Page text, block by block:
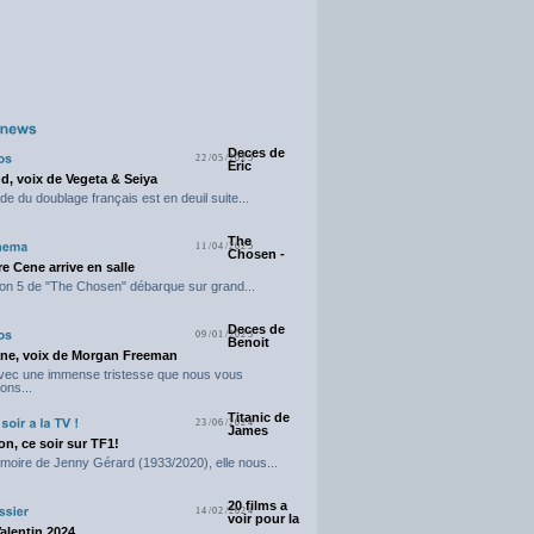
22/05/2025Deces de
Eric
voix de Vegeta & Seiya
du doublage français est en deuil suite...
11/04/2025
The
Chosen -
Cene arrive en salle
5 de "The Chosen" débarque sur grand...
09/01/2025Deces de
Benoit
voix de Morgan Freeman
une immense tristesse que nous vous
23/06/2024Titanic de
James
ce soir sur TF1!
de Jenny Gérard (1933/2020), elle nous...
14/02/202420 films a
voir pour la